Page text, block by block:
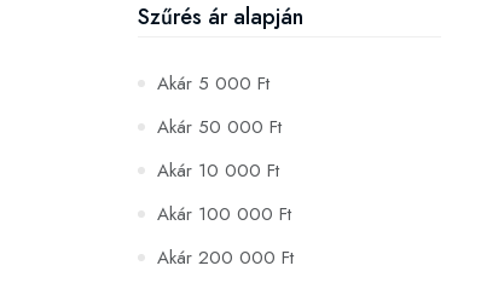
Szűrés ár alapján
Akár 5 000 Ft
Akár 50 000 Ft
Akár 10 000 Ft
Akár 100 000 Ft
Akár 200 000 Ft